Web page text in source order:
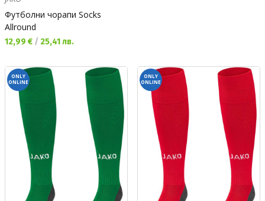
Футболни чорапи Socks
Allround
Текуща цена:
12,99 € / 25,41 лв.
ONLY
ONLINE
ONLY
ONLINE